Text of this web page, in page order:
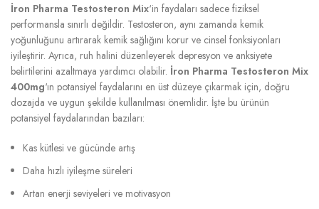
İron Pharma Testosteron Mix‘in faydaları sadece fiziksel
performansla sınırlı değildir. Testosteron, aynı zamanda kemik
yoğunluğunu artırarak kemik sağlığını korur ve cinsel fonksiyonları
iyileştirir. Ayrıca, ruh halini düzenleyerek depresyon ve anksiyete
belirtilerini azaltmaya yardımcı olabilir. İron Pharma Testosteron Mix
400mg‘ın potansiyel faydalarını en üst düzeye çıkarmak için, doğru
dozajda ve uygun şekilde kullanılması önemlidir. İşte bu ürünün
potansiyel faydalarından bazıları:
Kas kütlesi ve gücünde artış
Daha hızlı iyileşme süreleri
Artan enerji seviyeleri ve motivasyon